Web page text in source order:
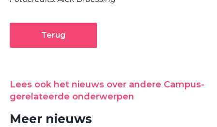
Terug
Lees ook het nieuws over andere Campus-
gerelateerde onderwerpen
Meer nieuws